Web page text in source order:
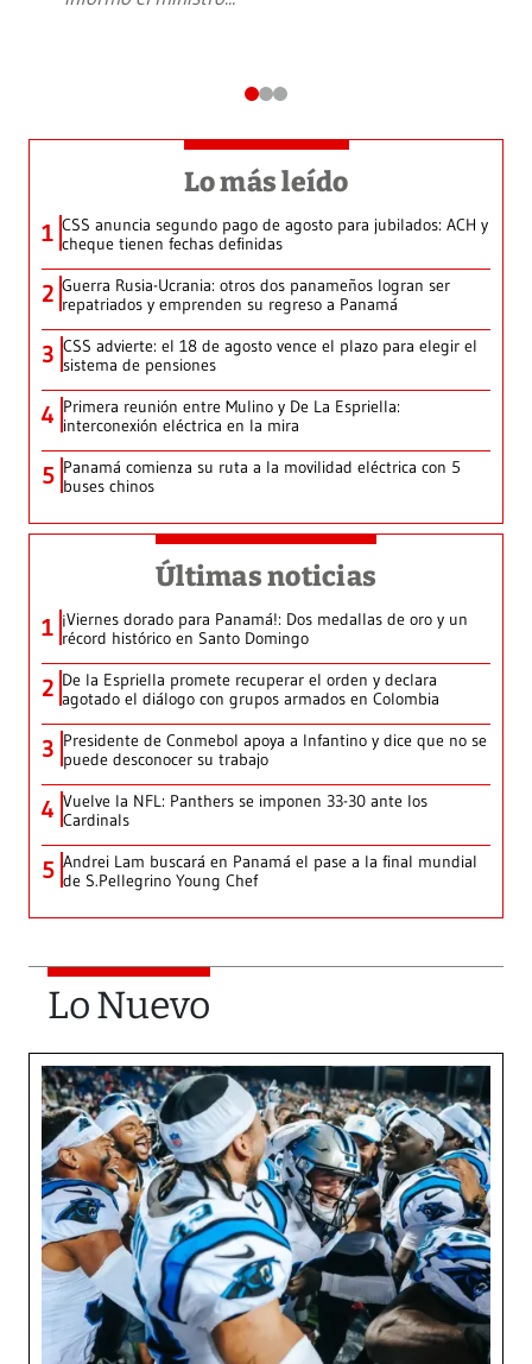
Lo más leído
1 CSS anuncia segundo pago de agosto para jubilados: ACH y
cheque tienen fechas definidas
2 Guerra Rusia-Ucrania: otros dos panameños logran ser
repatriados y emprenden su regreso a Panamá
3 CSS advierte: el 18 de agosto vence el plazo para elegir el
sistema de pensiones
4 Primera reunión entre Mulino y De La Espriella:
interconexión eléctrica en la mira
5 Panamá comienza su ruta a la movilidad eléctrica con 5
buses chinos
Últimas noticias
1 ¡Viernes dorado para Panamá!: Dos medallas de oro y un
récord histórico en Santo Domingo
2 De la Espriella promete recuperar el orden y declara
agotado el diálogo con grupos armados en Colombia
3 Presidente de Conmebol apoya a Infantino y dice que no se
puede desconocer su trabajo
4 Vuelve la NFL: Panthers se imponen 33-30 ante los
Cardinals
5 Andrei Lam buscará en Panamá el pase a la final mundial
de S.Pellegrino Young Chef
Lo Nuevo